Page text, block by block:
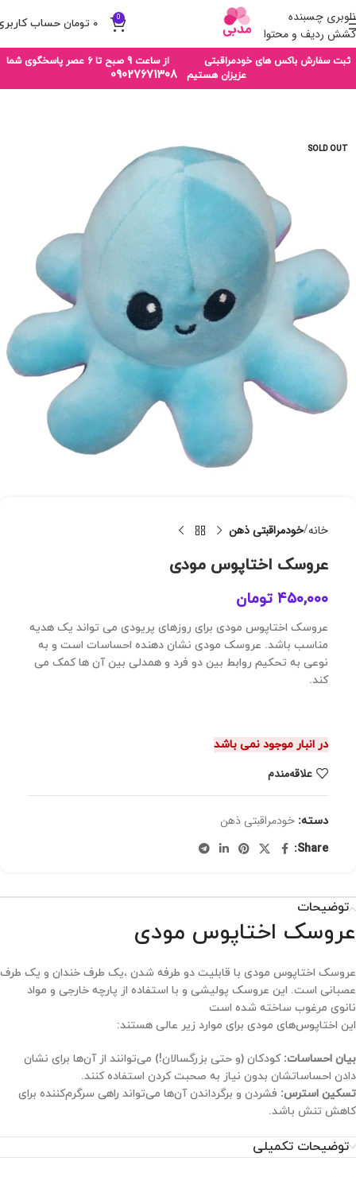
ناوبری چسبنده
کشش ردیف و محتوا
0 ۰ تومان
ثبت سفارش باکس های خودمراقبتی از ساعت 9 صبح تا 6 عصر پاسخگوی شما
عزیزان هستیم
09027671308
SOLD OUT
خانه خودمراقبتی ذهن
عروسک اختاپوس مودی
۴۵۰,۰۰۰ تومان
عروسک اختاپوس مودی برای روزهای پریودی می تواند یک هدیه
مناسب باشد. عروسک مودی نشان دهنده احساسات است و به
نوعی به تحکیم روابط بین دو فرد و همدلی بین آن ها کمک می
کند.
در انبار موجود نمی باشد
علاقه‌مندم
دسته: خودمراقبتی ذهن
Share:
توضیحات
عروسک اختاپوس مودی
عروسک اختاپوس مودی با قابلیت دو طرفه شدن ،یک طرف خندان و یک طرف
عصبانی است. این عروسک پولیشی و با استفاده از پارچه خارجی و مواد
نانوی مرغوب ساخته شده است
این اختاپوس‌های مودی برای موارد زیر عالی هستند:
بیان احساسات: کودکان (و حتی بزرگسالان!) می‌توانند از آن‌ها برای نشان
دادن احساساتشان بدون نیاز به صحبت کردن استفاده کنند.
تسکین استرس: فشردن و برگرداندن آن‌ها می‌تواند راهی سرگرم‌کننده برای
کاهش تنش باشد.
توضیحات تکمیلی